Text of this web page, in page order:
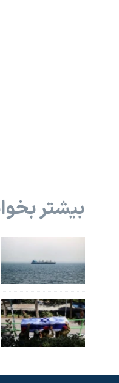
بیشتر